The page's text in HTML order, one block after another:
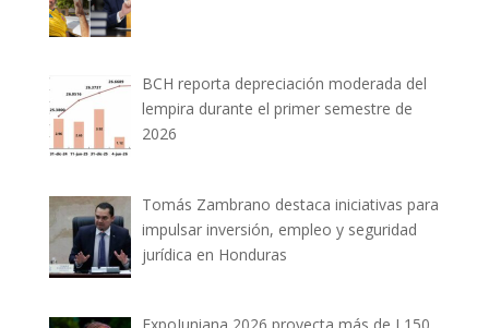
BCH reporta depreciación moderada del
lempira durante el primer semestre de
2026
Tomás Zambrano destaca iniciativas para
impulsar inversión, empleo y seguridad
jurídica en Honduras